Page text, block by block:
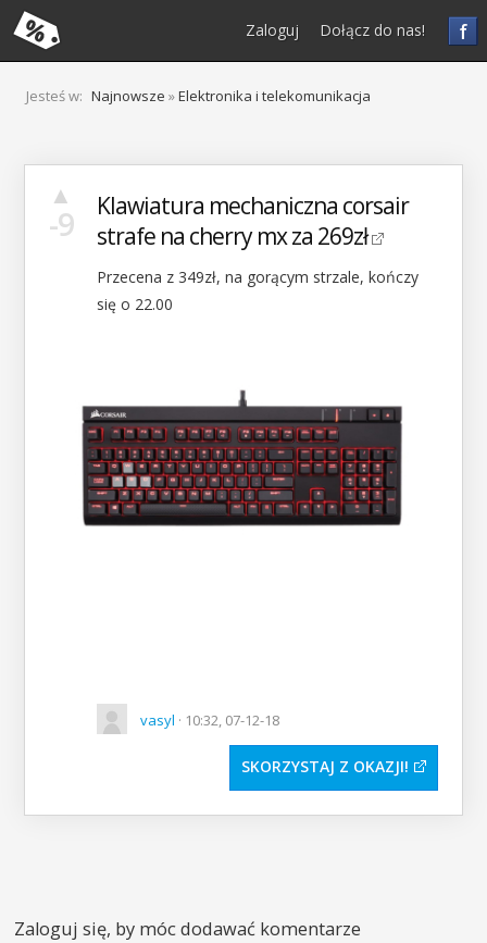
f
Zaloguj Dołącz do nas!
Jesteś w: Najnowsze »Elektronika i telekomunikacja
▲
-9
Klawiatura mechaniczna corsair
strafe na cherry mx za 269zł
Przecena z 349zł, na gorącym strzale, kończy
się o 22.00
vasyl · 10:32, 07-12-18
SKORZYSTAJ Z OKAZJI
Zaloguj się, by móc dodawać komentarze